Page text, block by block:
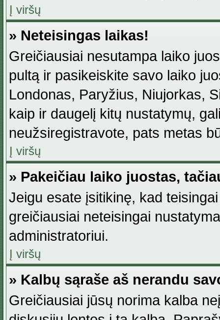
Į viršų
» Neteisingas laikas!
Greičiausiai nesutampa laiko
pultą ir pasikeiskite savo laiko
Londonas, Paryžius, Niujorkas,
kaip ir daugelį kitų nustatymų,
neužsiregistravote, pats metas
Į viršų
» Pakeičiau laiko juostas,
Jeigu esate įsitikinę, kad
greičiausiai neteisingai
administratoriui.
Į viršų
» Kalbų sąraše aš nerandu
Greičiausiai jūsų norima kalba